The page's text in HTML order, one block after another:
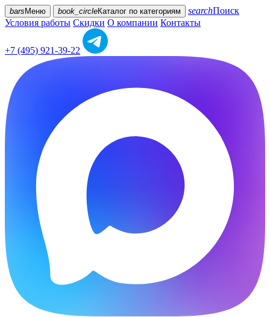
bars Меню book_circleКаталог по категориям searchПоиск
Условия работы Скидки О компании Контакты
+7 (495) 921-39-22